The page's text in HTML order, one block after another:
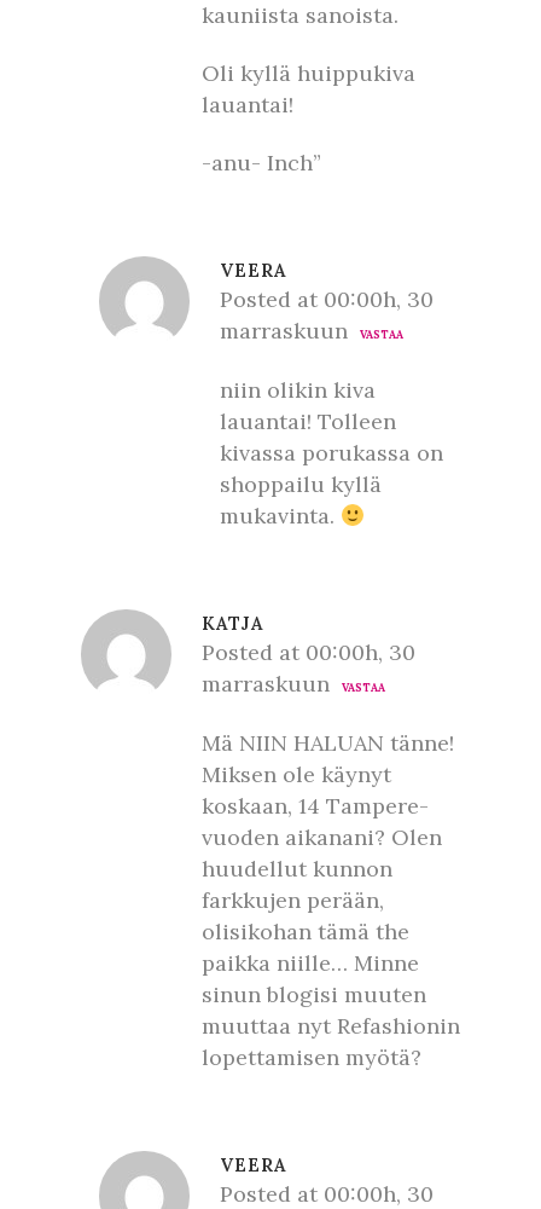
kauniista sanoista.
Oli kyllä huippukiva
lauantai!
-anu- Inch”
VEERA
Posted at 00:00h, 30
marraskuun
VASTAA
niin olikin kiva
lauantai! Tolleen
kivassa porukassa on
shoppailu kyllä
mukavinta.
KATJA
Posted at 00:00h, 30
marraskuun
VASTAA
Mä NIIN HALUAN tänne!
Miksen ole käynyt
koskaan, 14 Tampere-
vuoden aikanani? Olen
huudellut kunnon
farkkujen perään,
olisikohan tämä the
paikka niille… Minne
sinun blogisi muuten
muuttaa nyt Refashionin
lopettamisen myötä?
VEERA
Posted at 00:00h, 30